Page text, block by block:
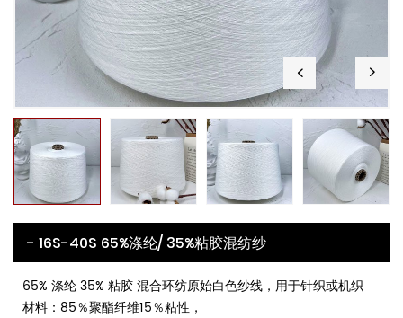
- 16S-40S 65%涤纶/ 35%粘胶混纺纱
65% 涤纶 35% 粘胶 混合环纺原始白色纱线，用于针织或机织
材料：85％聚酯纤维15％粘性，